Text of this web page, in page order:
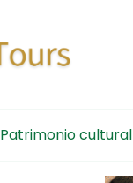
Patrimonio cultural